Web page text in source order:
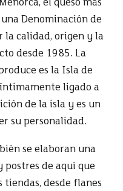
Denominación de
la calidad, origen y la
desde 1985. La
es la Isla de
ligado a
de la isla y es un
su personalidad.
se elaboran una
postres de aquí que
desde flanes